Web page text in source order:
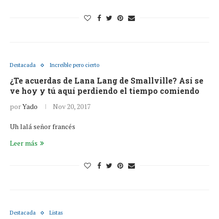
Destacada Increíble pero cierto
¿Te acuerdas de Lana Lang de Smallville? Así se
ve hoy y tú aquí perdiendo el tiempo comiendo
porYado Nov 20, 2017
Uh lalá señor francés
Leer más
Destacada Listas